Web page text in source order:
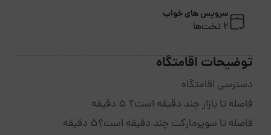
سرویس های خواب
2 تخت‌ها
توضیحات اقامتگاه
دسترسی اقامتگاه
فاصله تا بازار چند دقیقه است؟ 5 دقیقه
فاصله تا سوپرمارکت چند دقیقه است؟5 دقیقه